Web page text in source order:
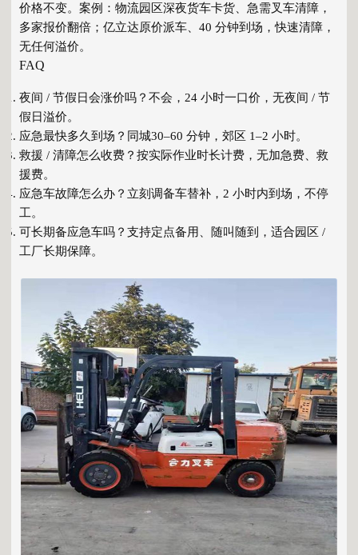
价格不变。 案例 ：物流园区深夜货车卡货、急需叉车清障，
多家报价翻倍；亿立达原价派车、40 分钟到场 ，快速清障，
无任何溢价。
FAQ
夜间 / 节假日会涨价吗？不会， 24 小时一口价 ，无夜间 / 节
假日溢价。
应急最快多久到场？同城30–60 分钟 ，郊区 1–2 小时。
救援 / 清障怎么收费？按实际作业时长计费， 无加急费、救
援费。
应急车故障怎么办？立刻调备车替补， 2 小时内到场 ，不停
工。
可长期备应急车吗？支持定点备用、随叫随到，适合园区 /
工厂长期保障。